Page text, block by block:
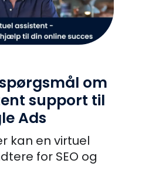
om
support til
Ads
kan en virtuel
for SEO og